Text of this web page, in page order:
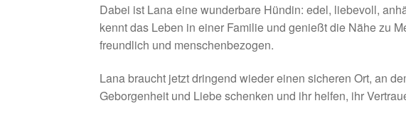
Dabei ist Lana eine wunderbare Hündin: edel, liebevoll,
kennt das Leben in einer Familie und genießt die Nähe zu
freundlich und menschenbezogen.
Lana braucht jetzt dringend wieder einen sicheren Ort, an
Geborgenheit und Liebe schenken und ihr helfen, ihr